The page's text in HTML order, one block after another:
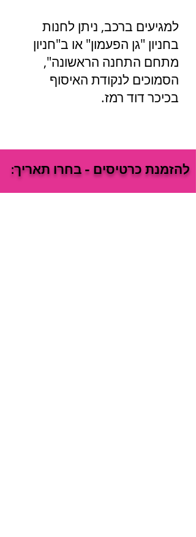
למגיעים ברכב, ניתן לחנות
בחניון "גן הפעמון" או ב"חניון
מתחם התחנה הראשונה",
הסמוכים לנקודת האיסוף
בכיכר דוד רמז.
להזמנת כרטיסים - בחרו תאריך: